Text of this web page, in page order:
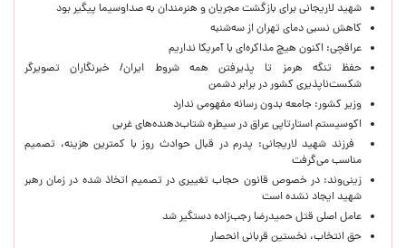
شهید لاریجانی برای بازگشت مجریان و هنرمندان به صداوسیما پیگیر بود
کاهش نسبی دمای تهران از سه‌شنبه
عراقچی: اکنون هیچ مذاکره‌ای با آمریکا نداریم
حفظ تنگه هرمز تا پذیرفتن همه شروط ایران/ خبرنگاران تصویرگر
شکست‌ناپذیری کشور در برابر دشمن
وزیر کشور: جامعه بدون رسانه مفهومی ندارد
اکوسیستم استارتاپی عراق در سیطره شتاب‌دهنده‌‌های غربی
فرزند شهید لاریجانی: پدرم در قبال حوادث روز با کمترین هزینه، تصمیم
مناسب می‌گرفت
زینی‌وند: در خصوص قانون حجاب تغییری در تصمیم اتخاذ شده در زمان رهبر
شهید ایجاد نشده است
عامل اصلی قتل حمیدرضا رجب‌زاده دستگیر شد
حق انتخاب، نخستین قربانی انحصار